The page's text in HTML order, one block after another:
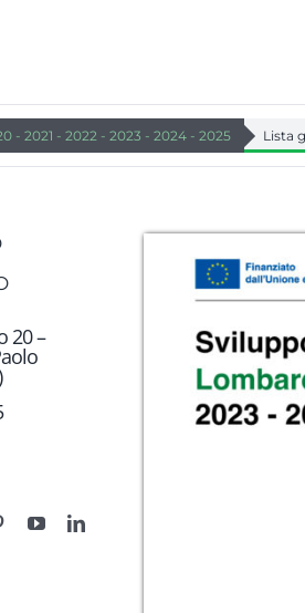
- 2021 - 2022 - 2023 - 2024 - 2025 Lista
20 –